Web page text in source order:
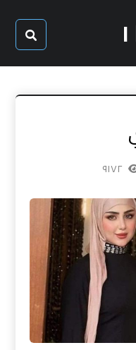
٩١٧٢